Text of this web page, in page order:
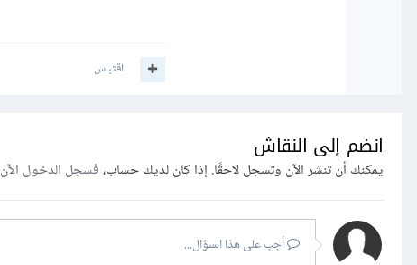
اقتباس
انضم إلى النقاش
يمكنك أن تنشر الآن وتسجل لاحقًا. إذا كان لديك حساب،فسجل الدخول الآن
أجب على هذا السؤال...